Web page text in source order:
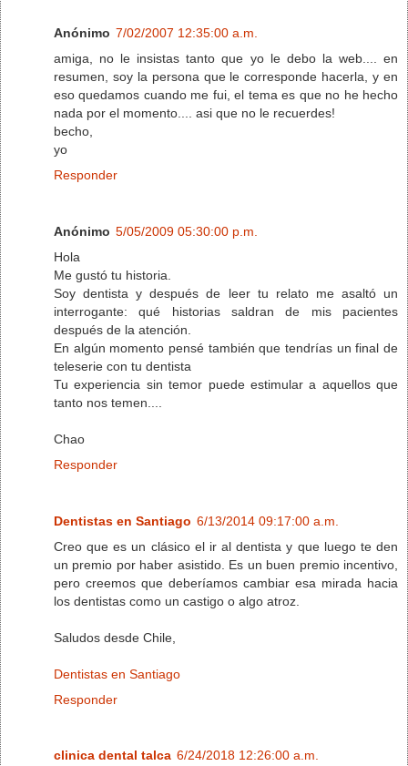
Anónimo 7/02/2007 12:35:00 a.m.
amiga, no le insistas tanto que yo le debo la web.... en
resumen, soy la persona que le corresponde hacerla, y en
eso quedamos cuando me fui, el tema es que no he hecho
nada por el momento.... asi que no le recuerdes!
becho,
yo
Responder
Anónimo 5/05/2009 05:30:00 p.m.
Hola
Me gustó tu historia.
Soy dentista y después de leer tu relato me asaltó un
interrogante: qué historias saldran de mis pacientes
después de la atención.
En algún momento pensé también que tendrías un final de
teleserie con tu dentista
Tu experiencia sin temor puede estimular a aquellos que
tanto nos temen....
Chao
Responder
Dentistas en Santiago 6/13/2014 09:17:00 a.m.
Creo que es un clásico el ir al dentista y que luego te den
un premio por haber asistido. Es un buen premio incentivo,
pero creemos que deberíamos cambiar esa mirada hacia
los dentistas como un castigo o algo atroz.
Saludos desde Chile,
Dentistas en Santiago
Responder
clinica dental talca 6/24/2018 12:26:00 a.m.